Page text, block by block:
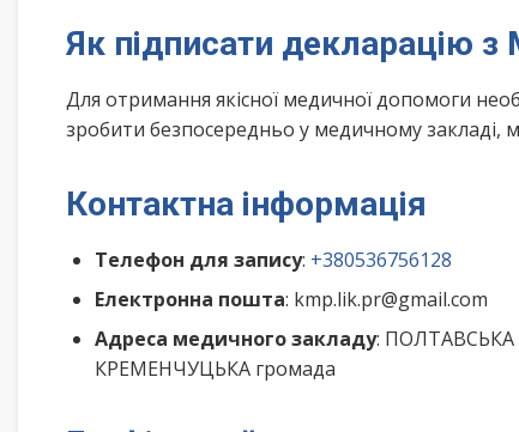
Як підписати декларацію
Для отримання якісної медичної допомоги
зробити безпосередньо у медичному закладі,
Контактна інформація
Телефон для запису: +380536756128
Електронна пошта: kmp.lik.pr@gmail.com
Адреса медичного закладу: ПОЛТАВСЬКА
КРЕМЕНЧУЦЬКА громада